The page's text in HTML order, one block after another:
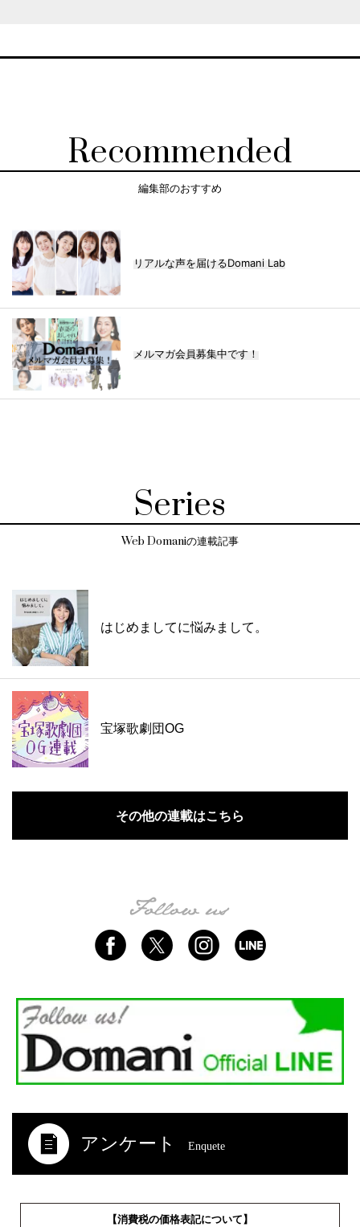
Recommended
編集部のおすすめ
リアルな声を届けるDomani Lab
メルマガ会員募集中です！
Series
Web Domaniの連載記事
はじめましてに悩みまして。
宝塚歌劇団OG
その他の連載はこちら
アンケート Enquete
【消費税の価格表記について】